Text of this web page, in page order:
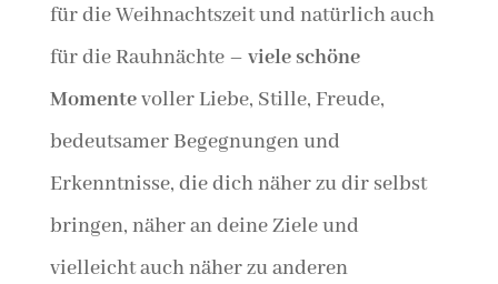
für die Weihnachtszeit und natürlich auch
für die Rauhnächte – viele schöne
Momentevoller Liebe, Stille, Freude,
bedeutsamer Begegnungen und
Erkenntnisse, die dich näher zu dir selbst
bringen, näher an deine Ziele und
vielleicht auch näher zu anderen